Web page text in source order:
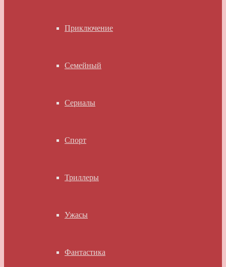
Приключение
Семейный
Сериалы
Спорт
Триллеры
Ужасы
Фантастика